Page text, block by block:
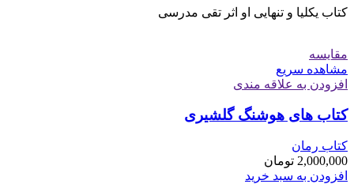
کتاب یکلیا و تنهایی او اثر تقی مدرسی
مقایسه
مشاهده سریع
افزودن به علاقه مندی
کتاب های هوشنگ گلشیری
کتاب رمان
2,000,000 تومان
افزودن به سبد خرید